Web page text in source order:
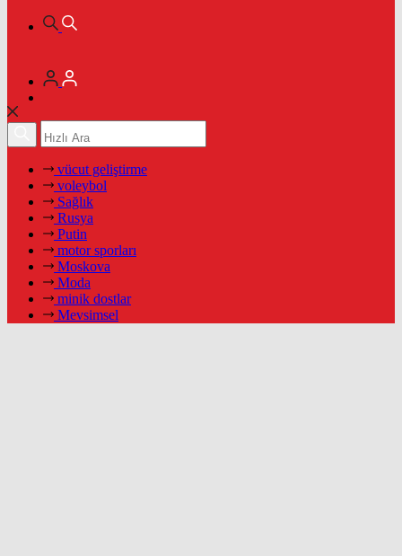
vücut geliştirme
voleybol
Sağlık
Rusya
Putin
motor sporları
Moskova
Moda
minik dostlar
Mevsimsel